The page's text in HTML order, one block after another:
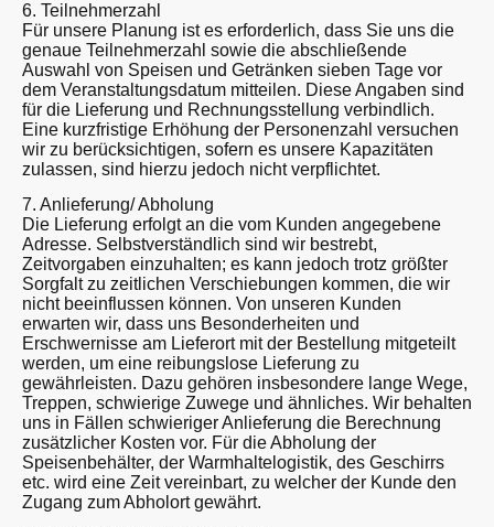
6. Teilnehmerzahl
Für unsere Planung ist es erforderlich, dass Sie uns die
genaue Teilnehmerzahl sowie die abschließende
Auswahl von Speisen und Getränken sieben Tage vor
dem Veranstaltungsdatum mitteilen. Diese Angaben sind
für die Lieferung und Rechnungsstellung verbindlich.
Eine kurzfristige Erhöhung der Personenzahl versuchen
wir zu berücksichtigen, sofern es unsere Kapazitäten
zulassen, sind hierzu jedoch nicht verpflichtet.
7. Anlieferung/ Abholung
Die Lieferung erfolgt an die vom Kunden angegebene
Adresse. Selbstverständlich sind wir bestrebt,
Zeitvorgaben einzuhalten; es kann jedoch trotz größter
Sorgfalt zu zeitlichen Verschiebungen kommen, die wir
nicht beeinflussen können. Von unseren Kunden
erwarten wir, dass uns Besonderheiten und
Erschwernisse am Lieferort mit der Bestellung mitgeteilt
werden, um eine reibungslose Lieferung zu
gewährleisten. Dazu gehören insbesondere lange Wege,
Treppen, schwierige Zuwege und ähnliches. Wir behalten
uns in Fällen schwieriger Anlieferung die Berechnung
zusätzlicher Kosten vor. Für die Abholung der
Speisenbehälter, der Warmhaltelogistik, des Geschirrs
etc. wird eine Zeit vereinbart, zu welcher der Kunde den
Zugang zum Abholort gewährt.